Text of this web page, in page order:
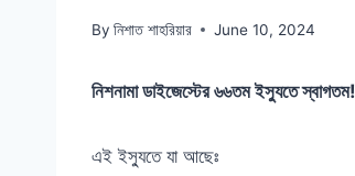
By নিশাত শাহরিয়ার June 10, 2024
নিশনামা ডাইজেস্টের ৬৬তম ইস্যুতে স্বাগতম!
এই ইস্যুতে যা আছেঃ